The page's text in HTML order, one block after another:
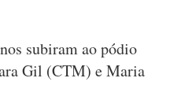
subiram ao pódio
Gil (CTM) e Maria